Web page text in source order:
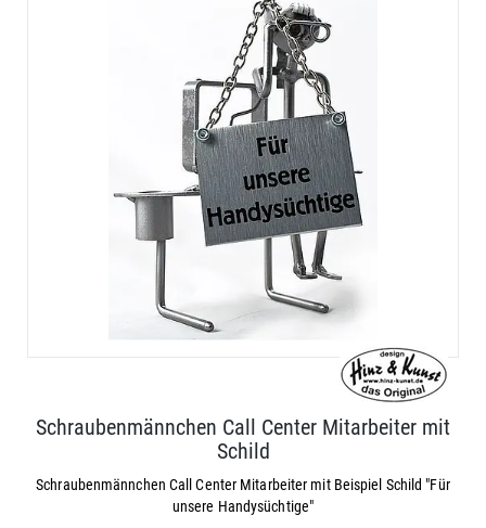
Schraubenmännchen Call Center Mitarbeiter mit
Schild
Schraubenmännchen Call Center Mitarbeiter mit Beispiel Schild "Für
unsere Handysüchtige"